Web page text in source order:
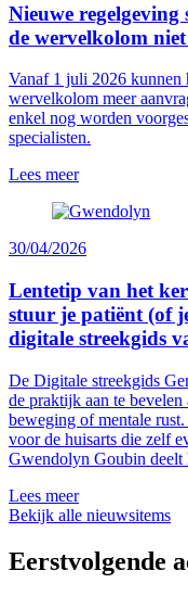
Nieuwe
de wervelkolom
Vanaf 1 juli 2026 kunnen
wervelkolom meer
enkel nog worden
specialisten.
Lees meer
30/04/2026
Lentetip van het
stuur je patiënt (of
digitale streekgids
De Digitale streekgids
de praktijk aan te bevelen
beweging of mentale
voor de huisarts die zelf
Gwendolyn Goubin deelt
Lees meer
Bekijk alle nieuwsitems
Eerstvolgende